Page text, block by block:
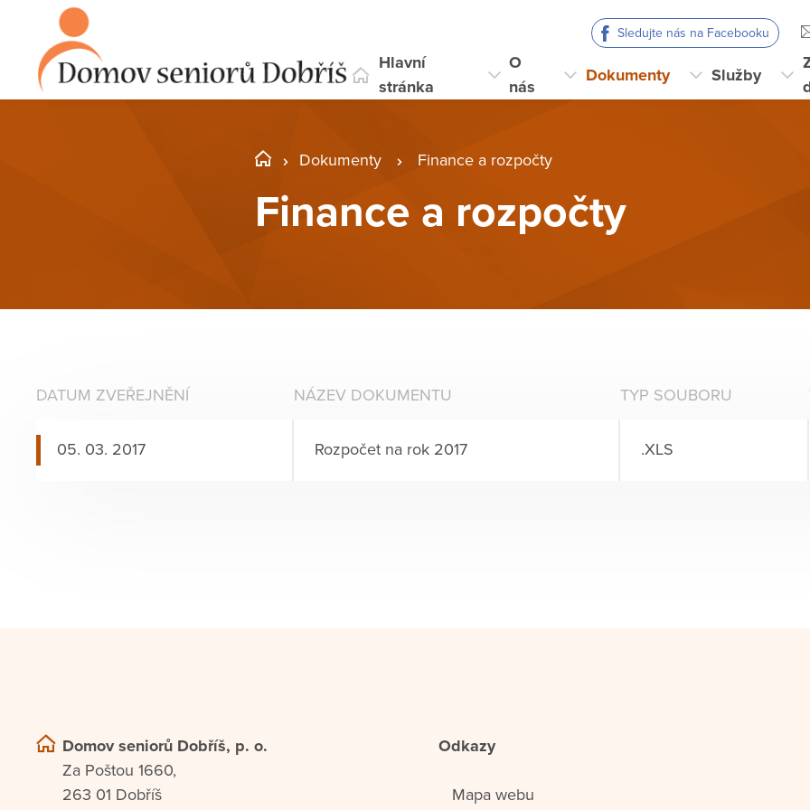
Sledujte nás na Facebooku
Hlavní
stránka
O
nás
Dokumenty Služby
Dokumenty Finance a rozpočty
Finance a rozpočty
DATUM ZVEŘEJNĚNÍ NÁZEV DOKUMENTU TYP SOUBORU
05. 03. 2017 Rozpočet na rok 2017 .XLS
Domov seniorů Dobříš, p. o.
Za Poštou 1660,
263 01 Dobříš
Odkazy
Mapa webu